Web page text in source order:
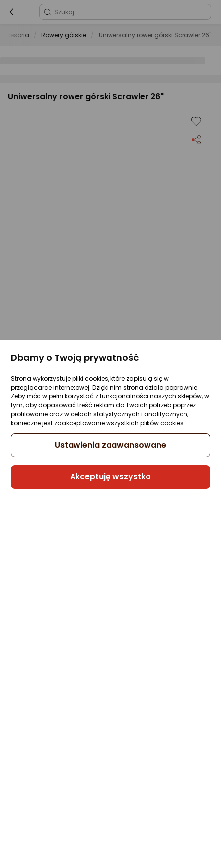
Rowery górskie Uniwersalny rower górski Scrawler 26"
Uniwersalny rower górski Scrawler 26"
Dbamy o Twoją prywatność
Strona wykorzystuje pliki cookies, które zapisują się w
przeglądarce internetowej. Dzięki nim strona działa poprawnie.
Żeby móc w pełni korzystać z funkcjonalności naszych sklepów, w
tym, aby dopasować treść reklam do Twoich potrzeb poprzez
profilowanie oraz w celach statystycznych i analitycznych,
konieczne jest zaakceptowanie wszystkich plików cookies.
Ustawienia zaawansowane
Akceptuję wszystko